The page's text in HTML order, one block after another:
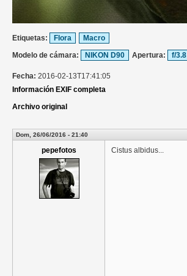
Etiquetas: Flora
Macro
Modelo de cámara:
NIKON D90 Apertura: f/3.8
Fecha: 2016-02-13T17:41:05
Información EXIF completa
Archivo original
Dom, 26/06/2016 - 21:40
pepefotos Cistus albidus...